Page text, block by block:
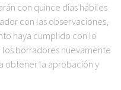
con quince días hábiles
con las observaciones,
haya cumplido con lo
borradores nuevamente
obtener la aprobación y